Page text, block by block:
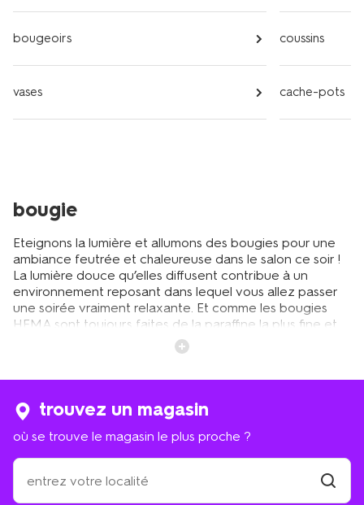
bougeoirs
vases
coussins
cache-pots
bougie
Eteignons la lumière et allumons des bougies pour une
ambiance feutrée et chaleureuse dans le salon ce soir !
La lumière douce qu’elles diffusent contribue à un
environnement reposant dans lequel vous allez passer
une soirée vraiment relaxante. Et comme les bougies
HEMA sont toujours faites de la paraffine la plus fine et
de la meilleure qualité, elles brûlent longtemps, elles ne
coulent pas et elles ne dégagent aucune odeur
notre gamme debougies parfumées
sont toutes à des prix tout doux pour que vous puissiez
profiter le plus souvent possible de ces soirées
chaleureuses dans un l’éclairage doux et réconfortant.
trouvez un magasin
où se trouve le magasin le plus proche ?
où
trouve
trouver